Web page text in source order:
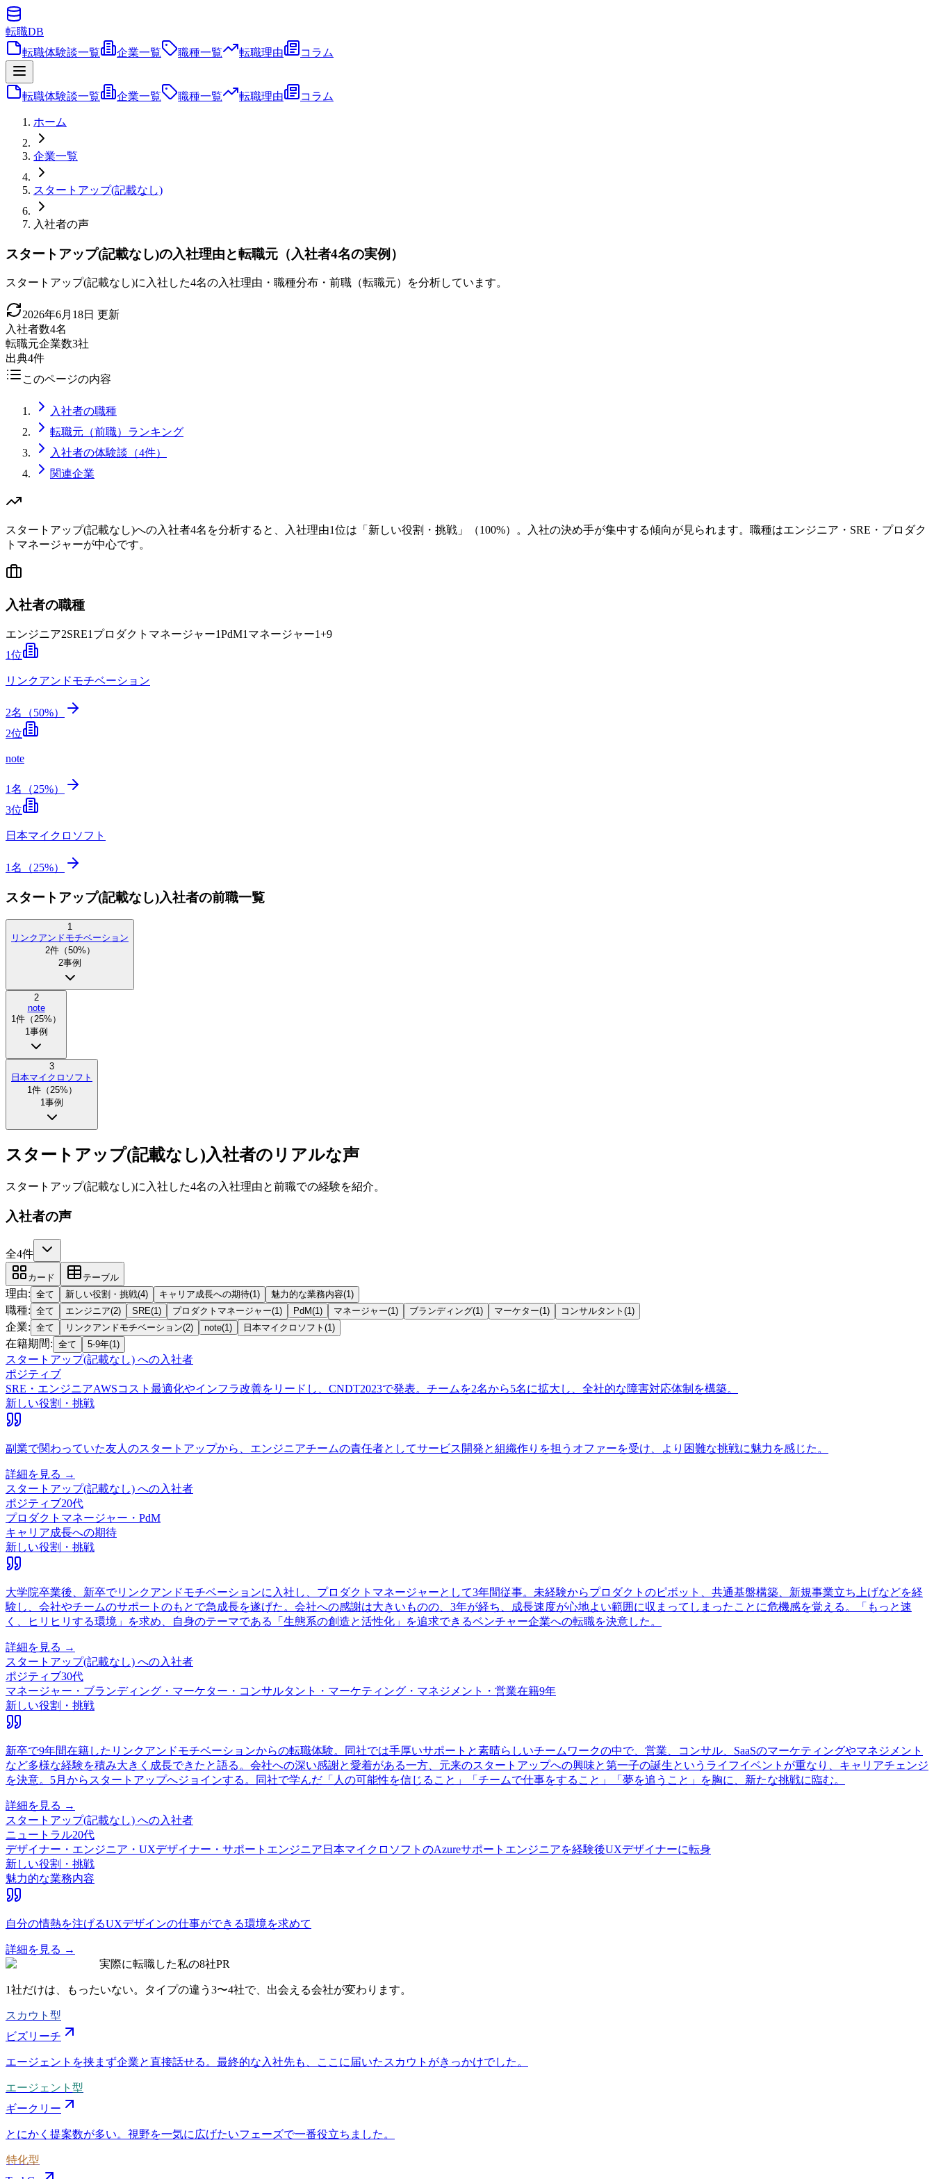
転職DB
転職体験談一覧
企業一覧 職種一覧 転職理由 コラム
転職体験談一覧 企業一覧 職種一覧 転職理由 コラム
ホーム
企業一覧
スタートアップ(記載なし)
入社者の声
スタートアップ(記載なし)の入社理由と転職元（入社者4名の実例）
スタートアップ(記載なし)に入社した4名の入社理由・職種分布・前職（転職元）を分析しています。
2026年6月18日 更新
入社者数4名
転職元企業数3社
出典4件
このページの内容
入社者の職種
転職元（前職）ランキング
入社者の体験談（4件）
関連企業
スタートアップ(記載なし)への入社者4名を分析すると、入社理由1位は「新しい役割・挑戦」（100%）。入社の決め手が集中する傾向が見られます。職種はエンジニア・SRE・プロダク
トマネージャーが中心です。
入社者の職種
エンジニア2SRE1 プロダクトマネージャー1PdM1 マネージャー1+9
1位
リンクアンドモチベーション
2名（50%）
2位
note
1名（25%）
3位
日本マイクロソフト
1名（25%）
スタートアップ(記載なし)入社者の前職一覧
1
リンクアンドモチベーション
2件（50%）
2事例
2
note
1件（25%）
1事例
3
日本マイクロソフト
1件（25%）
1事例
スタートアップ(記載なし)入社者のリアルな声
スタートアップ(記載なし)に入社した4名の入社理由と前職での経験を紹介。
入社者の声
全4件
カード テーブル
理由: 全て 新しい役割・挑戦(4) キャリア成長への期待(1) 魅力的な業務内容(1)
職種: 全て エンジニア(2) SRE(1) プロダクトマネージャー(1) PdM(1) マネージャー(1) ブランディング(1) マーケター(1) コンサルタント (1)
企業: 全て リンクアンドモチベーション(2) note(1) 日本マイクロソフト (1)
在籍期間: 全て 5-9年(1)
スタートアップ(記載なし) への入社者
ポジティブ
SRE・エンジニアAWSコスト最適化やインフラ改善をリードし、CNDT2023で発表。チームを2名から5名に拡大し、全社的な障害対応体制を構築。
新しい役割・挑戦
副業で関わっていた友人のスタートアップから、エンジニアチームの責任者としてサービス開発と組織作りを担うオファーを受け、より困難な挑戦に魅力を感じた。
詳細を見る →
スタートアップ(記載なし) への入社者
ポジティブ20代
プロダクトマネージャー・PdM
キャリア成長への期待
新しい役割・挑戦
大学院卒業後、新卒でリンクアンドモチベーションに入社し、プロダクトマネージャーとして3年間従事。未経験からプロダクトのピボット、共通基盤構築、新規事業立ち上げなどを経
験し、会社やチームのサポートのもとで急成長を遂げた。会社への感謝は大きいものの、3年が経ち、成長速度が心地よい範囲に収まってしまったことに危機感を覚える。「もっと速
く、ヒリヒリする環境」を求め、自身のテーマである「生態系の創造と活性化」を追求できるベンチャー企業への転職を決意した。
詳細を見る →
スタートアップ(記載なし) への入社者
ポジティブ30代
マネージャー・ブランディング・マーケター・コンサルタント・マーケティング・マネジメント・営業在籍9年
新しい役割・挑戦
新卒で9年間在籍したリンクアンドモチベーションからの転職体験。同社では手厚いサポートと素晴らしいチームワークの中で、営業、コンサル、SaaSのマーケティングやマネジメント
など多様な経験を積み大きく成長できたと語る。会社への深い感謝と愛着がある一方、元来のスタートアップへの興味と第一子の誕生というライフイベントが重なり、キャリアチェンジ
を決意。5月からスタートアップへジョインする。同社で学んだ「人の可能性を信じること」「チームで仕事をすること」「夢を追うこと」を胸に、新たな挑戦に臨む。
詳細を見る →
スタートアップ(記載なし) への入社者
ニュートラル20代
デザイナー・エンジニア・UXデザイナー・サポートエンジニア 日本マイクロソフトのAzureサポートエンジニアを経験後UXデザイナーに転身
新しい役割・挑戦
魅力的な業務内容
自分の情熱を注げるUXデザインの仕事ができる環境を求めて
詳細を見る →
実際に転職した私の8社PR
1社だけは、もったいない。タイプの違う 3〜4社で、出会える会社が変わります。
スカウト型
ビズリーチ
エージェントを挟まず企業と直接話せる。最終的な入社先も、ここに届いたスカウトがきっかけでした。
エージェント型
ギークリー
とにかく提案数が多い。視野を一気に広げたいフェーズで一番役立ちました。
特化型